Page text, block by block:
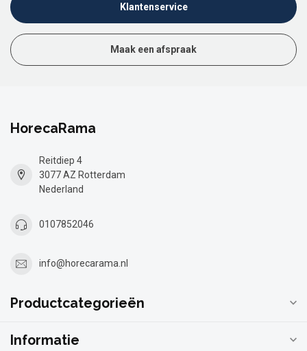
Klantenservice
Maak een afspraak
HorecaRama
Reitdiep 4
3077 AZ Rotterdam
Nederland
0107852046
info@horecarama.nl
Productcategorieën
Informatie